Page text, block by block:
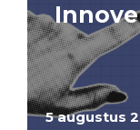
5 augustus